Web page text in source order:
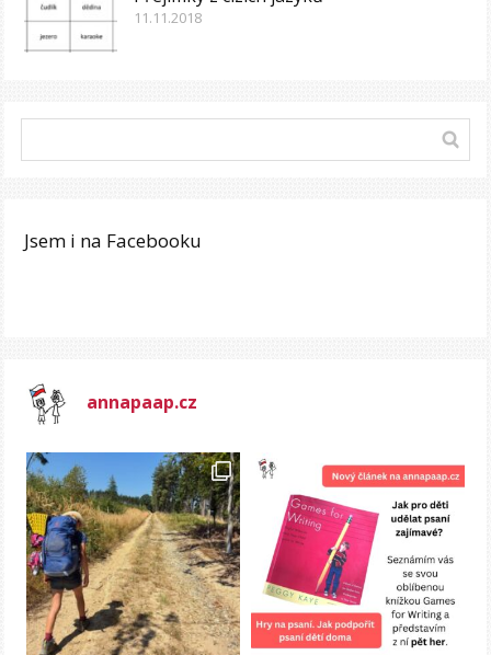
11.11.2018
Jsem i na Facebooku
annapaap.cz